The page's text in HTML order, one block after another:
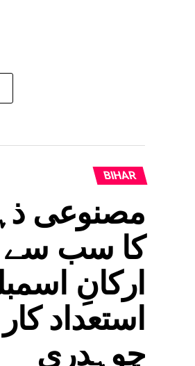
BIHAR
مصنوعی
کا سب سے
ارکانِ
استعداد
چوہدری